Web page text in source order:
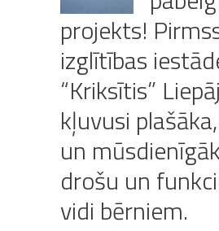
projekts!
izglītības
“Kriksītis”
kļuvusi
un
drošu un
vidi bērniem.